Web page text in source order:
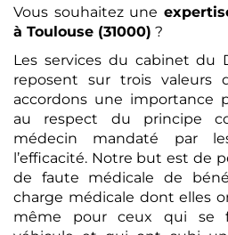
Vous souhaitez une
à Toulouse (31000) ?
Les services du cabinet du
reposent sur trois valeurs
accordons une importance
au respect du principe
médecin mandaté par
l’efficacité. Notre but est de
de faute médicale de
charge médicale dont elles
même pour ceux qui se